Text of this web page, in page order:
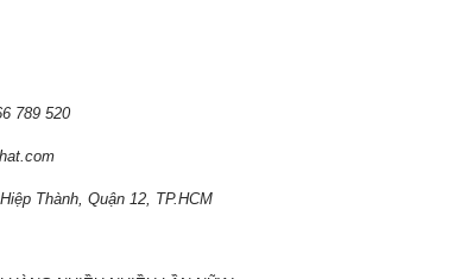
789 520
Thành, Quận 12, TP.HCM